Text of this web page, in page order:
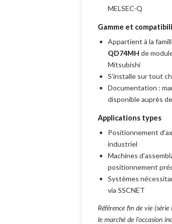
MELSEC-Q
Gamme et
Appartient à la
QD74MH de
Mitsubishi
S’installe sur tout
Documentation :
disponible auprès
Applications types
Positionnement
industriel
Machines
positionnement
Systèmes
via SSCNET
Référence fin de vie
le marché de l’occasion